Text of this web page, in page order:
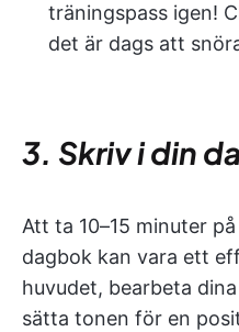
träningspass igen!
det är dags att
3. Skriv i din
Att ta 10–15 minuter
dagbok kan vara ett
huvudet, bearbeta
sätta tonen för en